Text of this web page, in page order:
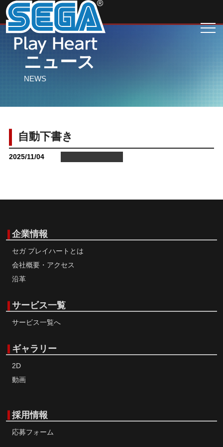
ニュース
NEWS
自動下書き
2025/11/04
企業情報
セガ プレイハートとは
会社概要・アクセス
沿革
サービス一覧
サービス一覧へ
ギャラリー
2D
動画
採用情報
応募フォーム